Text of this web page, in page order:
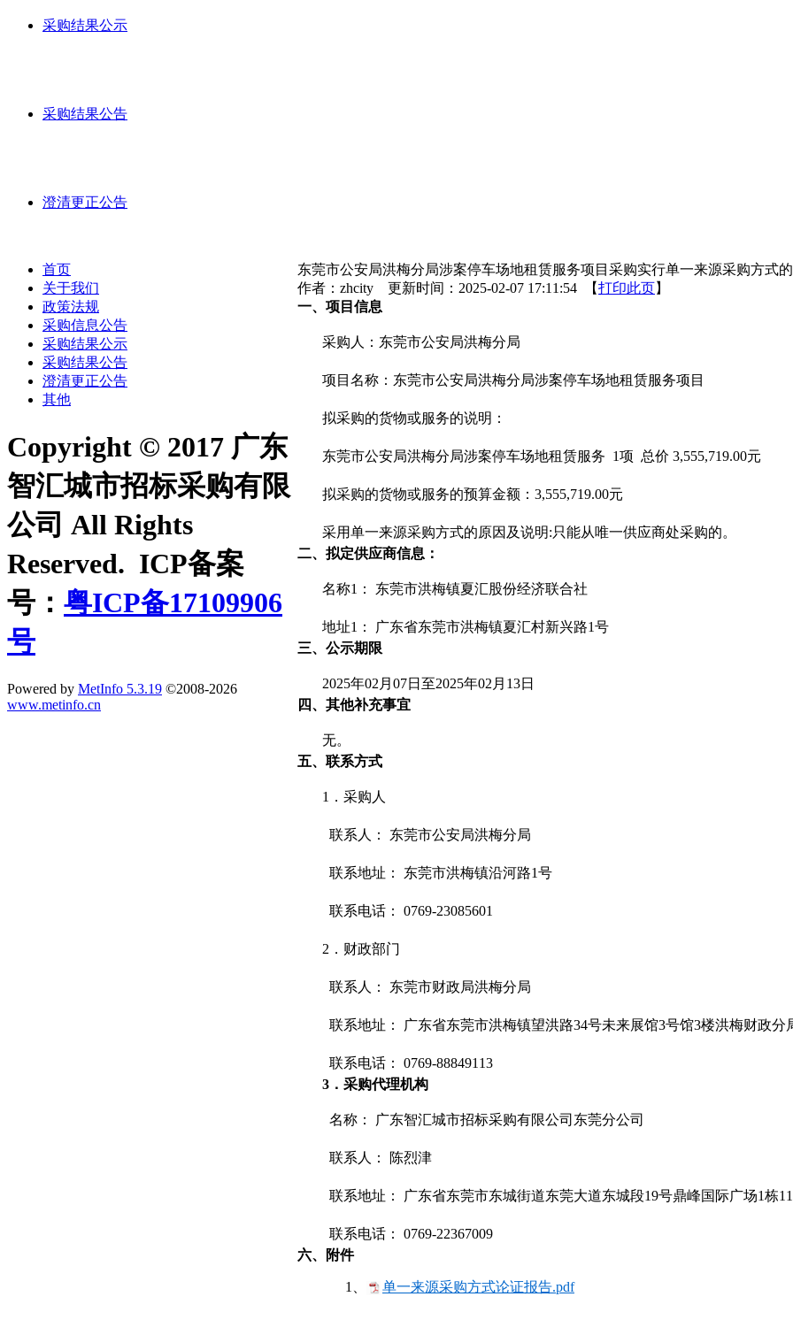
采购结果公示
采购结果公告
澄清更正公告
东莞市公安局洪梅分局涉案停车场地租赁服务项目采购实行单一来源采购方式
作者：zhcity 更新时间：2025-02-07 17:11:54 【打印此页】
一、项目信息
采购人：东莞市公安局洪梅分局
项目名称：东莞市公安局洪梅分局涉案停车场地租赁服务项目
拟采购的货物或服务的说明：
东莞市公安局洪梅分局涉案停车场地租赁服务 1项 总价 3,555,719.00元
拟采购的货物或服务的预算金额：3,555,719.00元
采用单一来源采购方式的原因及说明:只能从唯一供应商处采购的。
二、拟定供应商信息：
名称1： 东莞市洪梅镇夏汇股份经济联合社
地址1： 广东省东莞市洪梅镇夏汇村新兴路1号
三、公示期限
2025年02月07日至2025年02月13日
四、其他补充事宜
无。
五、联系方式
1．采购人
联系人： 东莞市公安局洪梅分局
联系地址： 东莞市洪梅镇沿河路1号
联系电话： 0769-23085601
2．财政部门
联系人： 东莞市财政局洪梅分局
联系地址： 广东省东莞市洪梅镇望洪路34号未来展馆3号馆3楼洪梅财政分
联系电话： 0769-88849113
3．采购代理机构
名称： 广东智汇城市招标采购有限公司东莞分公司
联系人： 陈烈津
联系地址： 广东省东莞市东城街道东莞大道东城段19号鼎峰国际广场1栋
联系电话： 0769-22367009
六、附件
1、 单一来源采购方式论证报告.pdf
首页
关于我们
政策法规
采购信息公告
采购结果公示
采购结果公告
澄清更正公告
其他
Copyright © 2017 广东
智汇城市招标采购有限
公司 All Rights
Reserved. ICP备案
号： 粤ICP备17109906
号
Powered by MetInfo 5.3.19 ©2008-2026
www.metinfo.cn